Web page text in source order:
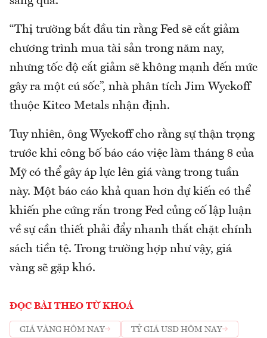
“Thị trường bắt đầu tin rằng Fed sẽ cắt giảm
chương trình mua tài sản trong năm nay,
nhưng tốc độ cắt giảm sẽ không mạnh đến mức
gây ra một cú sốc”, nhà phân tích Jim Wyckoff
thuộc Kitco Metals nhận định.
Tuy nhiên, ông Wyckoff cho rằng sự thận trọng
trước khi công bố báo cáo việc làm tháng 8 của
Mỹ có thể gây áp lực lên giá vàng trong tuần
này. Một báo cáo khả quan hơn dự kiến có thể
khiến phe cứng rắn trong Fed củng cố lập luận
về sự cần thiết phải đẩy nhanh thắt chặt chính
sách tiền tệ. Trong trường hợp như vậy, giá
vàng sẽ gặp khó.
ĐỌC BÀI THEO TỪ KHOÁ
GIÁ VÀNG HÔM NAY TỶ GIÁ USD HÔM NAY